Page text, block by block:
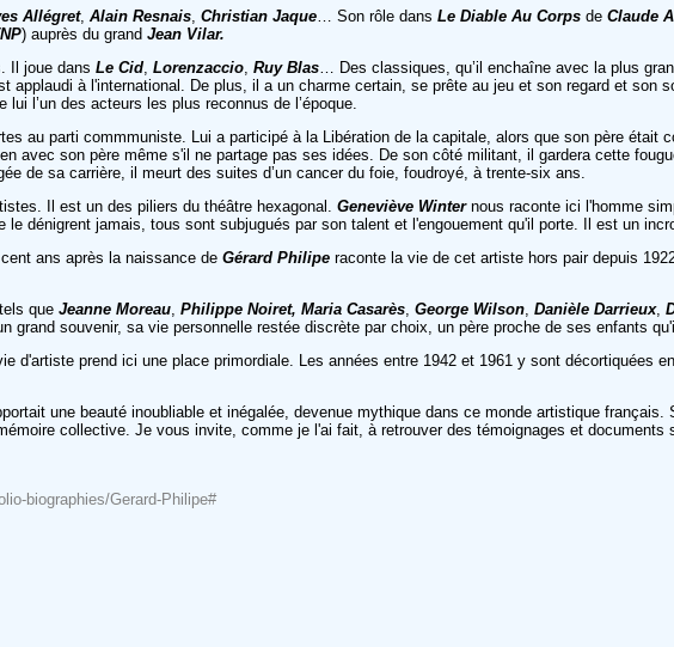
Allégret, Alain Resnais Christian Jaque … Son rôle dans Le Diable Au Corps de Claude
) auprès du grand Jean Vilar.
Il joue dans Le Cid Lorenzaccio Ruy Blas … Des classiques, qu’il enchaîne avec la plus
applaudi à l'international. De plus, il a un charme certain, se prête au jeu et son regard et son
l’un des acteurs les plus reconnus de l’époque.
au parti commmuniste. Lui a participé à la Libération de la capitale, alors que son père était
avec son père même s'il ne partage pas ses idées. De son côté militant, il gardera cette
de sa carrière, il meurt des suites d’un cancer du foie, foudroyé, à trente-six ans.
Il est un des piliers du théâtre hexagonal. Geneviève Winternous raconte ici l'homme
dénigrent jamais, tous sont subjugués par son talent et l'engouement qu'il porte. Il est un
ans après la naissance de Gérard Philipe raconte la vie de cet artiste hors pair depuis
que Jeanne Moreau Philippe Noiret, Maria Casarès George Wilson Danièle Darrieux,
grand souvenir, sa vie personnelle restée discrète par choix, un père proche de ses enfants
d'artiste prend ici une place primordiale. Les années entre 1942 et 1961 y sont décortiquées
une beauté inoubliable et inégalée, devenue mythique dans ce monde artistique français.
collective. Je vous invite, comme je l'ai fait, à retrouver des témoignages et
biographies/Gerard-Philipe#